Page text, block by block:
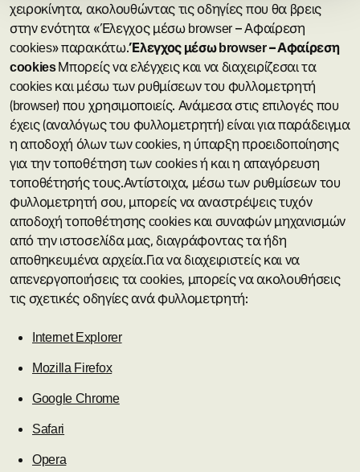
χειροκίνητα, ακολουθώντας τις οδηγίες που θα βρεις
στην ενότητα «Έλεγχος μέσω browser – Αφαίρεση
cookies» παρακάτω.​Έλεγχος μέσω browser – Αφαίρεση
cookiesΜπορείς να ελέγχεις και να διαχειρίζεσαι τα
cookies και μέσω των ρυθμίσεων του φυλλομετρητή
(browser) που χρησιμοποιείς. Ανάμεσα στις επιλογές που
έχεις (αναλόγως του φυλλομετρητή) είναι για παράδειγμα
η αποδοχή όλων των cookies, η ύπαρξη προειδοποίησης
για την τοποθέτηση των cookies ή και η απαγόρευση
τοποθέτησής τους.Αντίστοιχα, μέσω των ρυθμίσεων του
φυλλομετρητή σου, μπορείς να αναστρέψεις τυχόν
αποδοχή τοποθέτησης cookies και συναφών μηχανισμών
από την ιστοσελίδα μας, διαγράφοντας τα ήδη
αποθηκευμένα αρχεία.​Για να διαχειριστείς και να
απενεργοποιήσεις τα cookies, μπορείς να ακολουθήσεις
τις σχετικές οδηγίες ανά φυλλομετρητή:
Internet Explorer
Mozilla Firefox
Google Chrome
Safari
Opera